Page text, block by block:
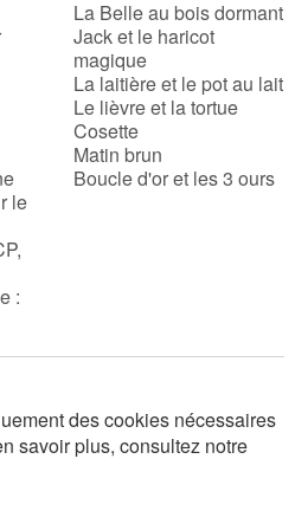
le
:
La Belle au bois dormant
Jack et le haricot
magique
La laitière et le pot au lait
Le lièvre et la tortue
Cosette
Matin brun
Boucle d'or et les 3 ours
des cookies nécessaires
savoir plus, consultez notre